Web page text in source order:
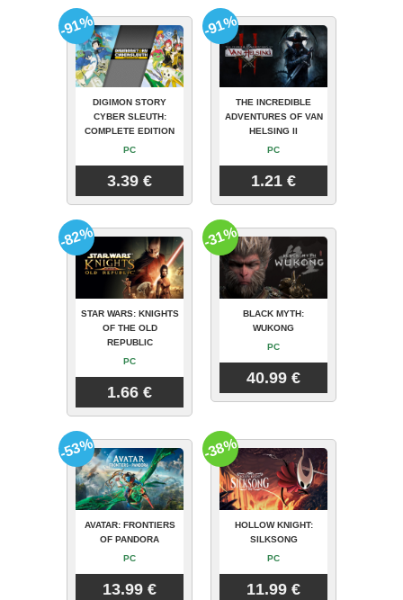
DIGIMON STORY
CYBER SLEUTH:
COMPLETE EDITION
PC
3.39 €
-91%
THE INCREDIBLE
ADVENTURES OF VAN
HELSING II
PC
1.21 €
-91%
STAR WARS: KNIGHTS
OF THE OLD
REPUBLIC
PC
1.66 €
-82%
BLACK MYTH:
WUKONG
PC
40.99 €
-31%
AVATAR: FRONTIERS
OF PANDORA
PC
13.99 €
-53%
HOLLOW KNIGHT:
SILKSONG
PC
11.99 €
-38%